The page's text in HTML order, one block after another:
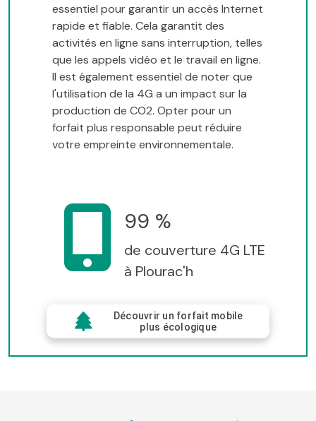
essentiel pour garantir un accès Internet
rapide et fiable. Cela garantit des
activités en ligne sans interruption, telles
que les appels vidéo et le travail en ligne.
Il est également essentiel de noter que
l'utilisation de la 4G a un impact sur la
production de CO2. Opter pour un
forfait plus responsable peut réduire
votre empreinte environnementale.
99 %
de couverture 4G LTE
à Plourac'h
Découvrir un forfait mobile
plus écologique